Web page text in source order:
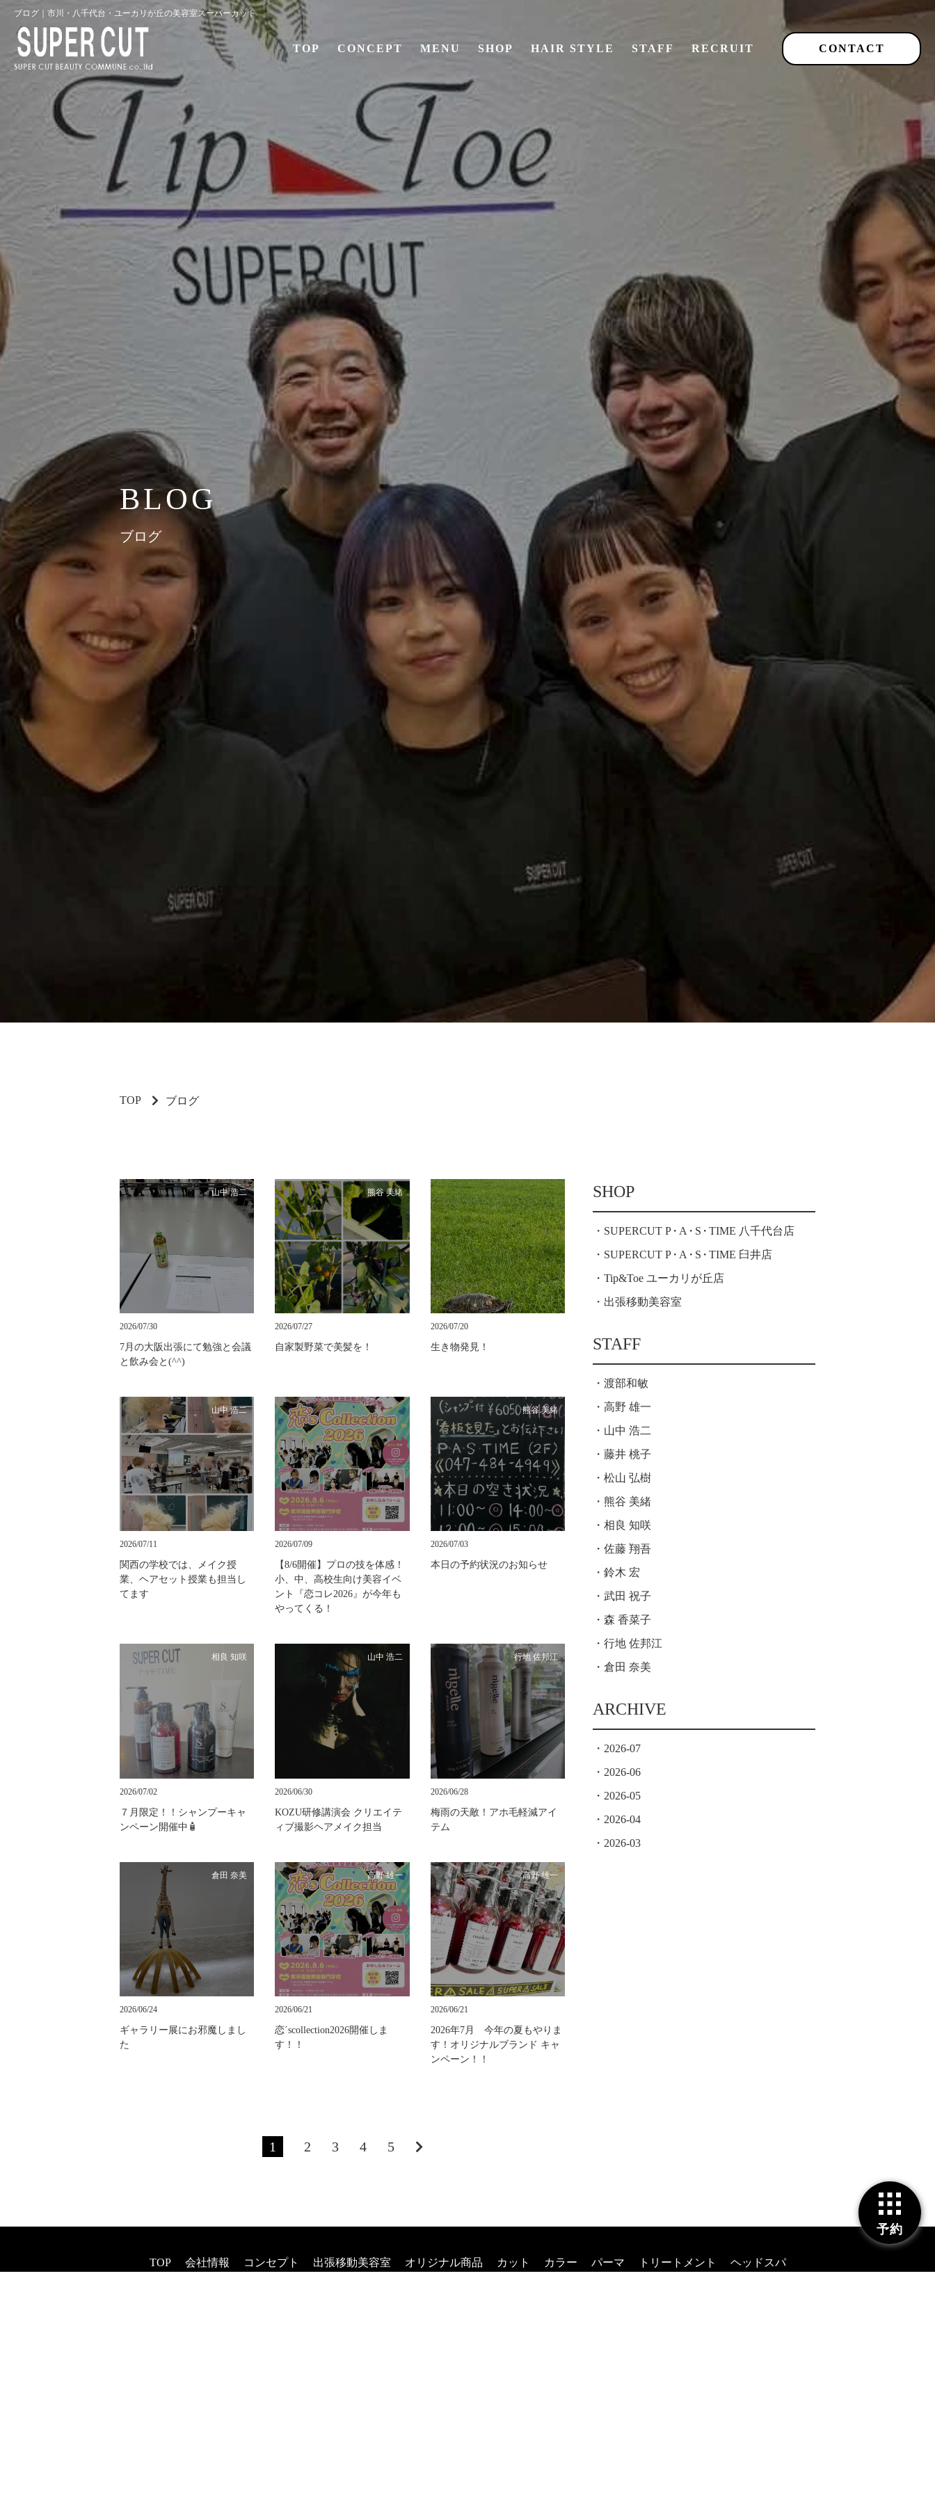
ブログ｜市川・八千代台・ユーカリが丘の美容室スーパーカット
TOP CONCEPT MENU SHOP HAIR STYLE STAFF RECRUIT CONTACT
BLOG
ブログ
TOP ブログ
山中 浩二
2026/07/30
7月の大阪出張にて勉強と会議
と飲み会と(^^)
熊谷 美緒
2026/07/27
自家製野菜で美髪を！
2026/07/20
生き物発見！
山中 浩二
2026/07/11
関西の学校では、メイク授
業、ヘアセット授業も担当し
てます
2026/07/09
【8/6開催】プロの技を体感！
小、中、高校生向け美容イベ
ント『恋コレ2026』が今年も
やってくる！
熊谷 美緒
2026/07/03
本日の予約状況のお知らせ
相良 知咲
2026/07/02
７月限定！！シャンプーキャ
ンペーン開催中🧴
山中 浩二
2026/06/30
KOZU研修講演会 クリエイテ
ィブ撮影ヘアメイク担当
行地 佐邦江
2026/06/28
梅雨の天敵！アホ毛軽減アイ
テム
倉田 奈美
2026/06/24
ギャラリー展にお邪魔しまし
た
高野 雄一
2026/06/21
恋´scollection2026開催しま
す！！
高野 雄一
2026/06/21
2026年7月 今年の夏もやりま
す！オリジナルブランド キャ
ンペーン！！
1 2 3 4 5
SHOP
SUPERCUT P・ A・ S・ TIME 八千代台店
SUPERCUT P・ A・ S・ TIME 臼井店
Tip&Toe ユーカリが丘店
出張移動美容室
STAFF
渡部和敏
高野 雄一
山中 浩二
藤井 桃子
松山 弘樹
熊谷 美緒
相良 知咲
佐藤 翔吾
鈴木 宏
武田 祝子
森 香菜子
行地 佐邦江
倉田 奈美
ARCHIVE
2026-07
2026-06
2026-05
2026-04
2026-03
予約
TOP 会社情報 コンセプト 出張移動美容室 オリジナル商品 カット カラー パーマ トリートメント ヘッドスパ